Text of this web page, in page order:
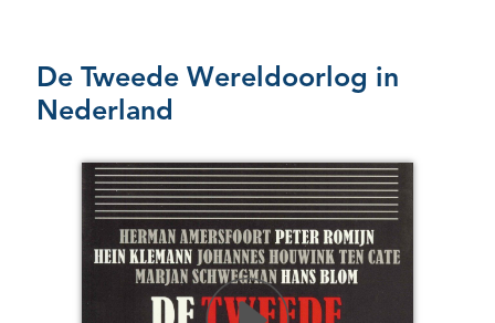
De Tweede Wereldoorlog in
Nederland